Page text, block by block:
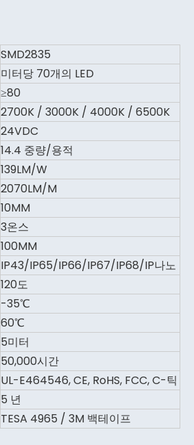
SMD2835
미터당 70개의 LED
≥80
2700K / 3000K / 4000K / 6500K
24VDC
14.4 중량/용적
139LM/W
2070LM/M
10MM
3온스
100MM
IP43/IP65/IP66/IP67/IP68/IP나노
120도
-35℃
60℃
5미터
50,000시간
UL-E464546, CE, RoHS, FCC, C-틱
5 년
TESA 4965 / 3M 백테이프